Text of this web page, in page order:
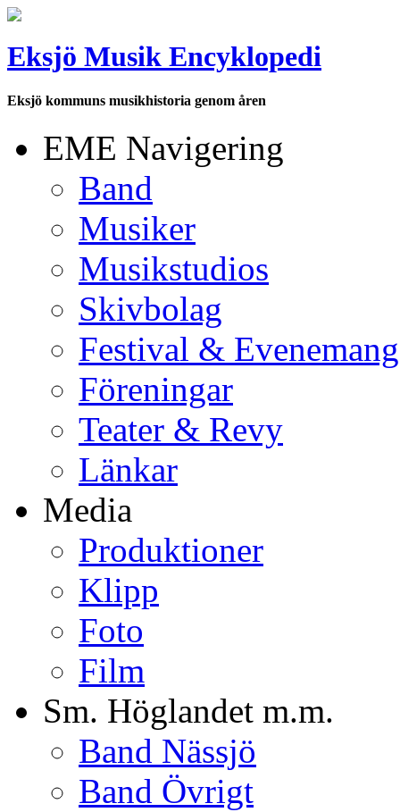
Eksjö Musik Encyklopedi
Eksjö kommuns musikhistoria genom åren
EME Navigering
Band
Musiker
Musikstudios
Skivbolag
Festival & Evenemang
Föreningar
Teater & Revy
Länkar
Media
Produktioner
Klipp
Foto
Film
Sm. Höglandet m.m.
Band Nässjö
Band Övrigt